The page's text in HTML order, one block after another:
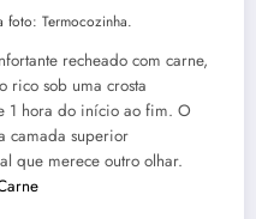
foto: Termocozinha.
recheado com carne,
rico sob uma crosta
1 hora do início ao fim. O
camada superior
que merece outro olhar.